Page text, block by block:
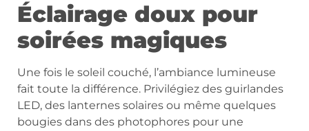
Éclairage doux pour
soirées magiques
Une fois le soleil couché, l’ambiance lumineuse
fait toute la différence. Privilégiez des guirlandes
LED, des lanternes solaires ou même quelques
bougies dans des photophores pour une